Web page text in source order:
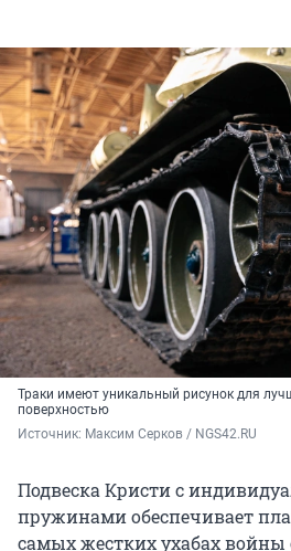
Траки имеют уникальный рисунок для
поверхностью
Источник: Максим Серков / NGS42.RU
Подвеска Кристи с
пружинами обеспечивает
самых жестких ухабах